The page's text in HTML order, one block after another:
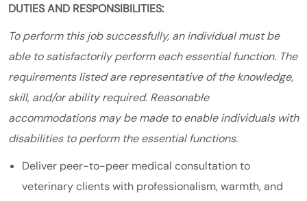
DUTIES AND RESPONSIBILITIES:
To perform this job successfully, an individual must be
able to satisfactorily perform each essential function. The
requirements listed are representative of the knowledge,
skill, and/or ability required. Reasonable
accommodations may be made to enable individuals with
disabilities to perform the essential functions.
Deliver peer-to-peer medical consultation to
veterinary clients with professionalism, warmth, and